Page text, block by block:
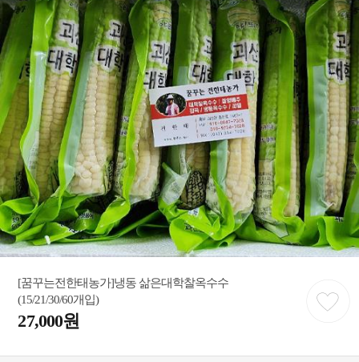
[꿈꾸는전한태농가]냉동 삶은대학찰옥수수
(15/21/30/60개입)
27,000원